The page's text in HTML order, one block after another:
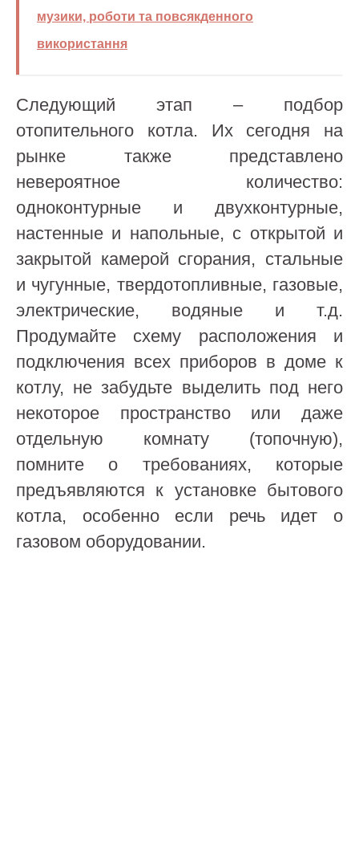
музики, роботи та повсякденного
використання
Следующий этап – подбор
отопительного котла. Их сегодня на
рынке также представлено
невероятное количество:
одноконтурные и двухконтурные,
настенные и напольные, с открытой и
закрытой камерой сгорания, стальные
и чугунные, твердотопливные, газовые,
электрические, водяные и т.д.
Продумайте схему расположения и
подключения всех приборов в доме к
котлу, не забудьте выделить под него
некоторое пространство или даже
отдельную комнату (топочную),
помните о требованиях, которые
предъявляются к установке бытового
котла, особенно если речь идет о
газовом оборудовании.